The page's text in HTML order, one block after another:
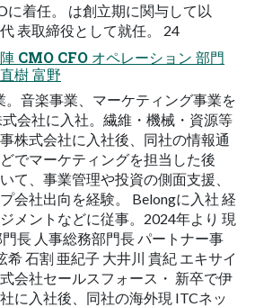
に着任。 は創立期に関与して以
表取締役として就任。 24
CMO CFO オペレーション 部門
樹 富野
。音楽事業、マーケティング事業を
会社に入社。繊維・機械・資源等
株式会社に入社後、同社の情報通
でマーケティングを担当した後
て、事業管理や投資の側面支援、
会社出向を経験。 Belongに入社 経
メントなどに従事。2024年より 現
長 人事総務部門長 パートナー事
希 石割 亜紀子 大井川 貴紀 エキサイ
会社セールスフォース・ 新卒で伊
に入社後、同社の海外現 ITCネッ